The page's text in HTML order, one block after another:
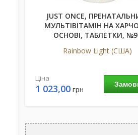
JUST ONCE,
МУЛЬТІВІТАМІН НА
ОСНОВІ, ТАБЛЕТКИ,
Rainbow Light (США)
Ціна
1 023,00грн